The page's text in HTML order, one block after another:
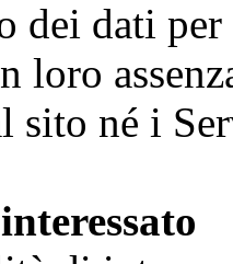
dei dati
loro
sito né i